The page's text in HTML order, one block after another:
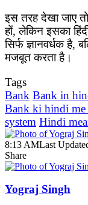
इस तरह देखा जाए
हों, लेकिन इसका
सिर्फ ज्ञानवर्धक है,
मजबूत करता है।
Tags
Bank Bank in
Bank ki hindi me
system Hindi
8:13 AMLast
Share
Facebook
X
LinkedIn
Pinterest
WhatsApp
Telegram
Yograj Singh